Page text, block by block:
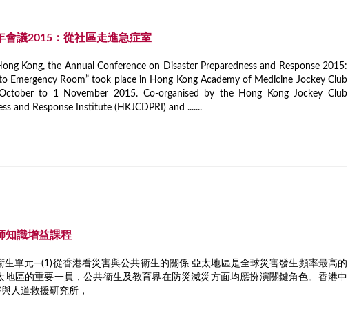
會議2015：從社區走進急症室
Kong, the Annual Conference on Disaster Preparedness and Response 2015:
Emergency Room” took place in Hong Kong Academy of Medicine Jockey Club
to 1 November 2015. Co-organised by the Hong Kong Jockey Club
and Response Institute (HKJCDPRI) and .......
知識增益課程
生單元—(1)從香港看災害與公共衞生的關係 亞太地區是全球災害發生頻率最高的
地區的重要一員，公共衞生及教育界在防災減災方面均應扮演關鍵角色。香港中
人道救援研究所，